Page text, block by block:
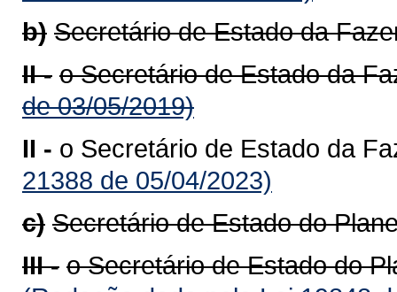
b) Secretário de Estado da
II - o Secretário de Estado da
de 03/05/2019)
II - o Secretário de Estado da
21388 de 05/04/2023)
c) Secretário de Estado do
III - o Secretário de Estado do